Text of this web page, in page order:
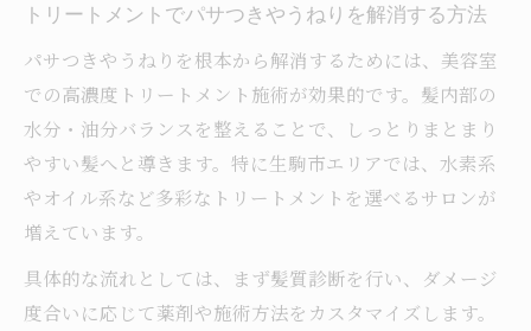
トリートメント提案で叶う理想のヘアケア
髪悩みに応じた施術の選び方ポイント
生活習慣も考慮した美容室の提案力
口コミで評判の美容室カウンセリング体験
ダメージ補修に特化した施術が注目の理由
美容室で叶うダメージ補修の最新技術
パーマやカラー後の集中ケアが人気
高濃度成分配合トリートメントの効果
トリートメントでパサつきやうねりを解消する方法
パサつきやうねりを根本から解消するためには、美容室
での高濃度トリートメント施術が効果的です。髪内部の
水分・油分バランスを整えることで、しっとりまとまり
やすい髪へと導きます。特に生駒市エリアでは、水素系
やオイル系など多彩なトリートメントを選べるサロンが
増えています。
具体的な流れとしては、まず髪質診断を行い、ダメージ
度合いに応じて薬剤や施術方法をカスタマイズします。